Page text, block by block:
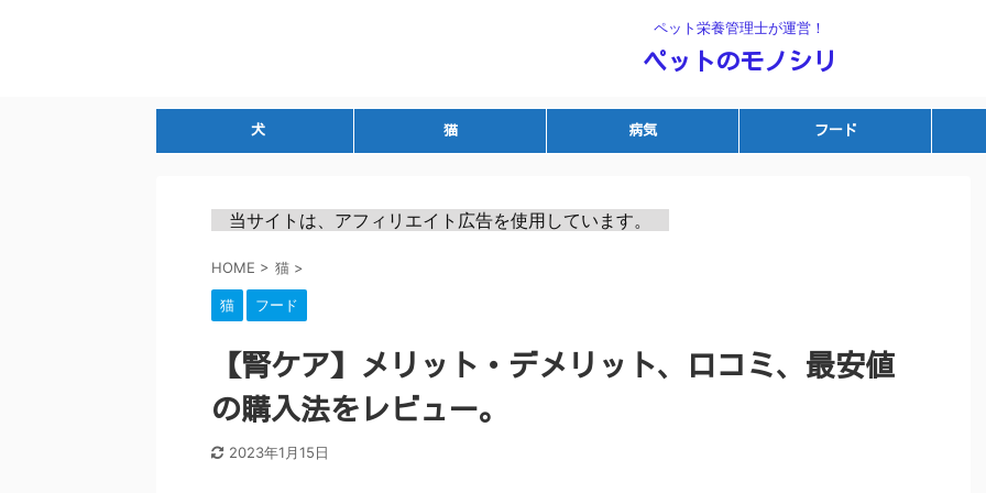
ペット栄養管理士が運営！
ペットのモノシリ
犬 猫 病気 フード
当サイトは、アフィリエイト広告を使用しています。
HOME > 猫 >
猫 フード
【腎ケア】メリット・デメリット、口コミ、最安値
の購入法をレビュー。
2023年1月15日